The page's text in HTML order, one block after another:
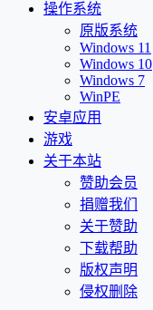
操作系统
原版系统
Windows 11
Windows 10
Windows 7
WinPE
安卓应用
游戏
关于本站
赞助会员
捐赠我们
关于赞助
下载帮助
版权声明
侵权删除